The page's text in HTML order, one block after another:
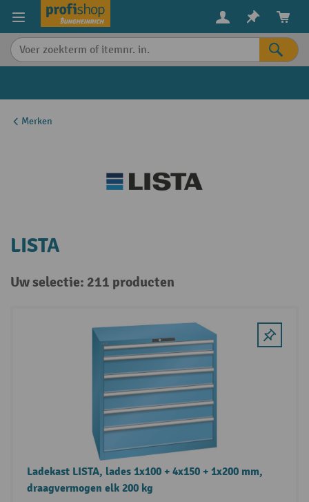
content
Merken
LISTA
Uw selectie: 211 producten
Ladekast LISTA, lades 1x100 + 4x150 + 1x200 mm,
draagvermogen elk 200 kg